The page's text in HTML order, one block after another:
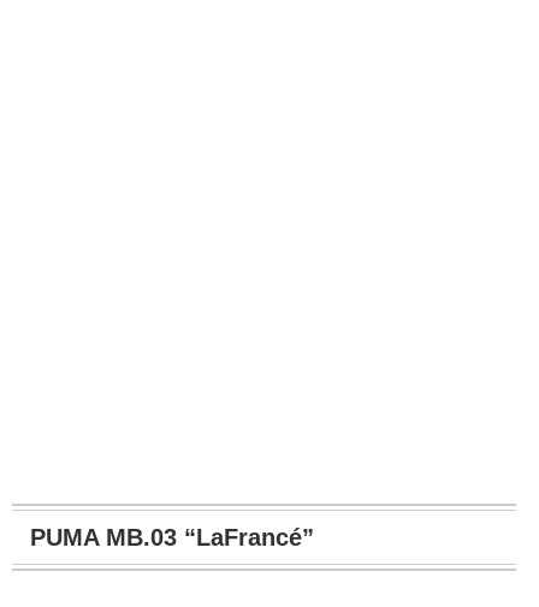
PUMA MB.03 “LaFrancé”